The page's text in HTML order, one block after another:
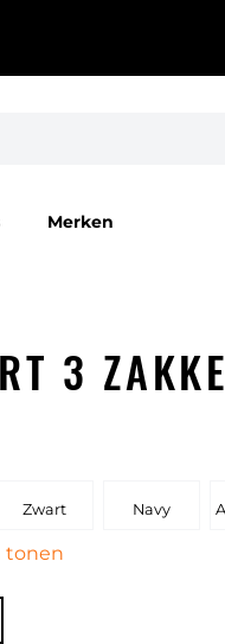
Merken
3
Zwart Navy
tonen